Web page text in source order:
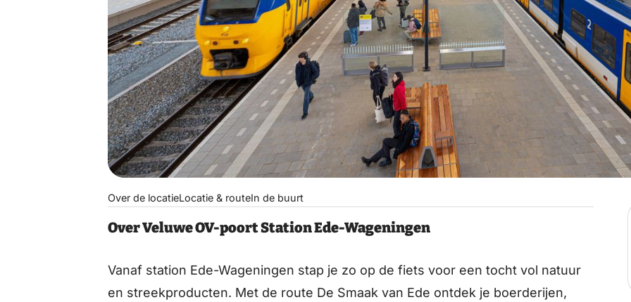
Over de locatieLocatie & routeIn de buurt
Over Veluwe OV-poort Station Ede-Wageningen
Vanaf station Ede-Wageningen stap je zo op de fiets voor een tocht vol natuur
en streekproducten. Met de route De Smaak van Ede ontdek je boerderijen,